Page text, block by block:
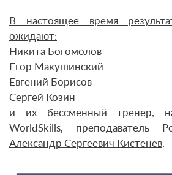
В настоящее время
ожидают:
Никита Богомолов
Егор Макушинский
Евгений Борисов
Сергей Козин
и их бессменный тренер,
WorldSkills, преподаватель
Александр Сергеевич Кистенев.